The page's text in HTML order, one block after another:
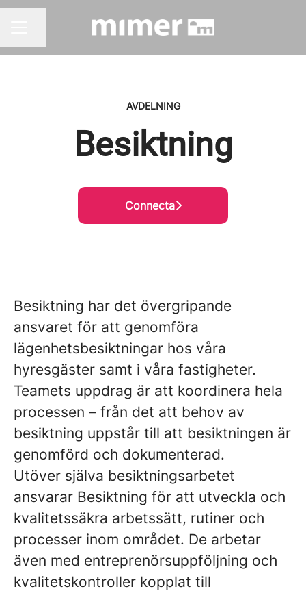
AVDELNING
Besiktning
Connecta
Besiktning har det övergripande
ansvaret för att genomföra
lägenhetsbesiktningar hos våra
hyresgäster samt i våra fastigheter.
Teamets uppdrag är att koordinera hela
processen – från det att behov av
besiktning uppstår till att besiktningen är
genomförd och dokumenterad.
Utöver själva besiktningsarbetet
ansvarar Besiktning för att utveckla och
kvalitetssäkra arbetssätt, rutiner och
processer inom området. De arbetar
även med entreprenörsuppföljning och
kvalitetskontroller kopplat till